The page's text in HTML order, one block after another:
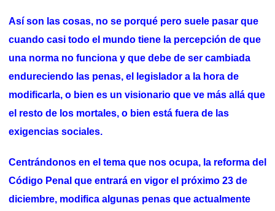
Así son las cosas, no se porqué pero suele pasar que
cuando casi todo el mundo tiene la percepción de que
una norma no funciona y que debe de ser cambiada
endureciendo las penas, el legislador a la hora de
modificarla, o bien es un visionario que ve más allá que
el resto de los mortales, o bien está fuera de las
exigencias sociales.
Centrándonos en el tema que nos ocupa, la reforma del
Código Penal que entrará en vigor el próximo 23 de
diciembre, modifica algunas penas que actualmente